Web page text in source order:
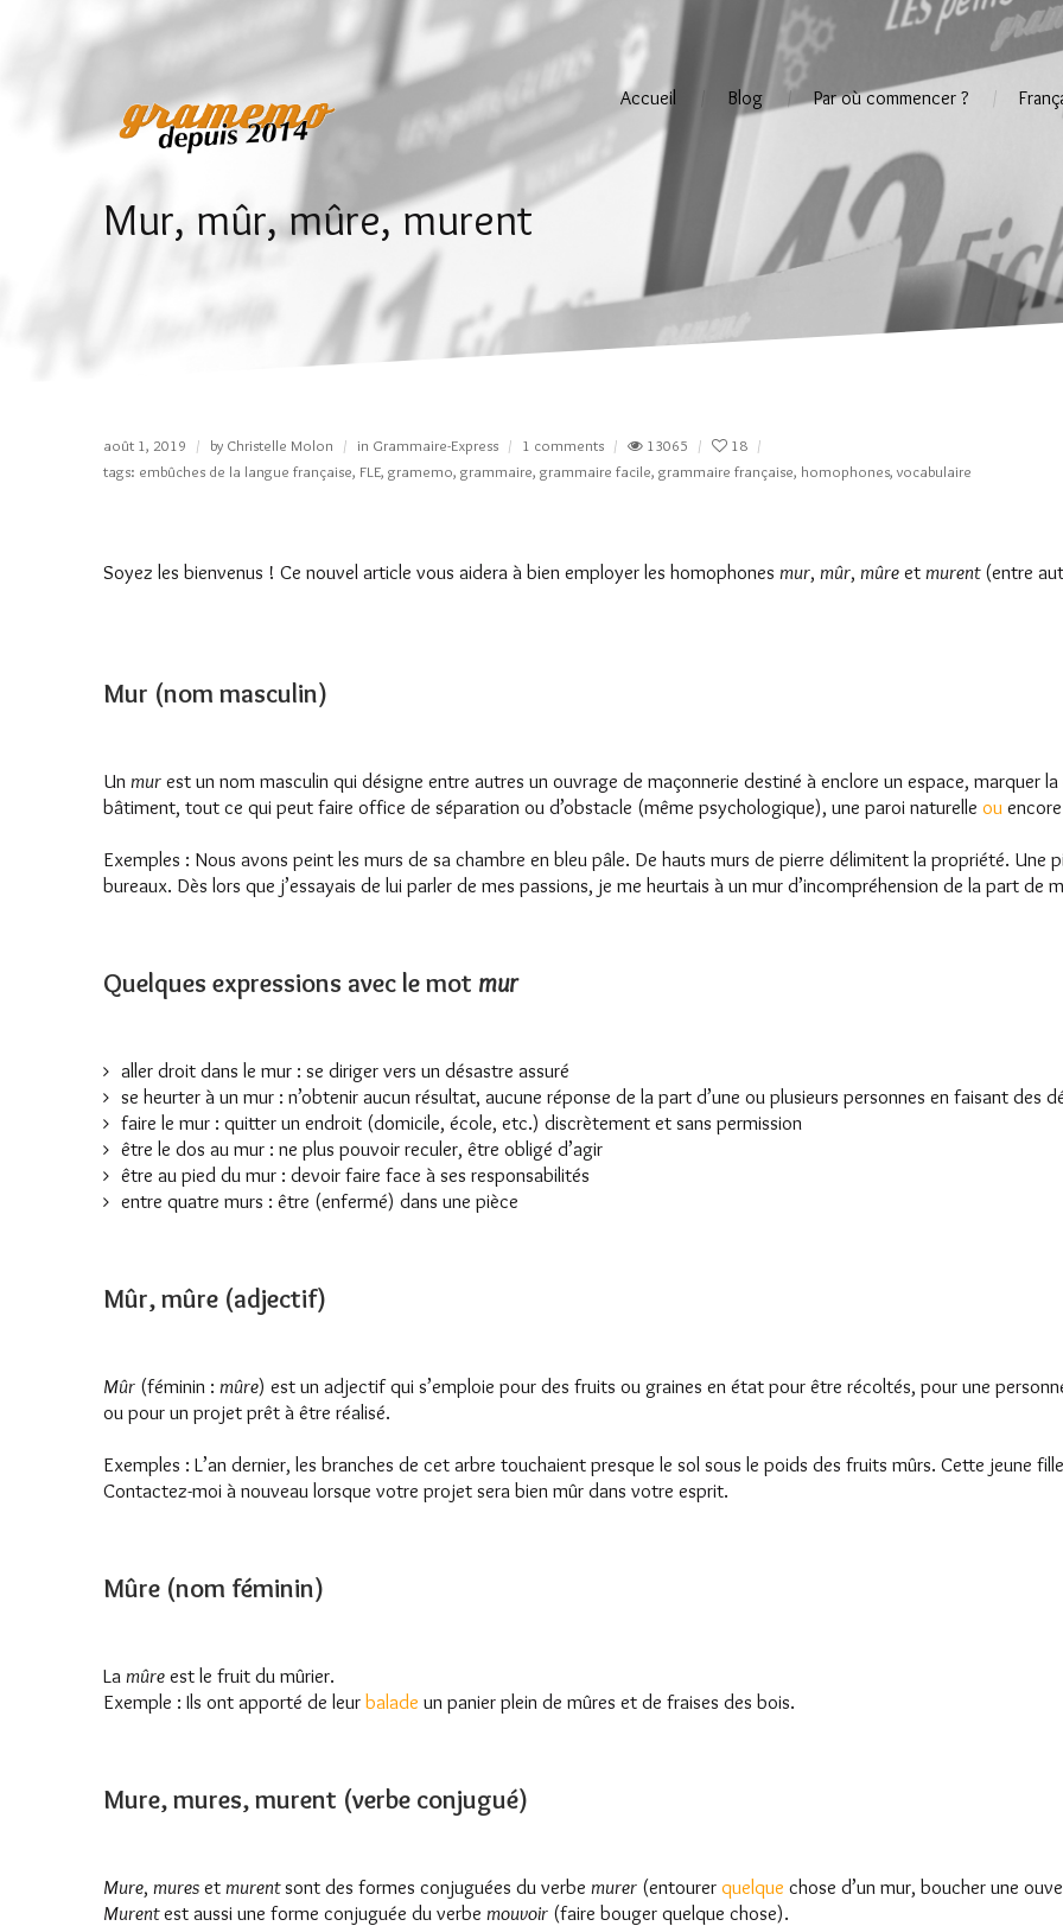
Accueil Blog Par où commencer ?
Mur, mûr, mûre, murent
août 1, 2019 by Christelle Molon in Grammaire-Express 1 comments 13065
18
tags: embûches de la langue française, FLE, gramemo, grammaire, grammaire facile, grammaire française, homophones,vocabulaire
Soyez les bienvenus ! Ce nouvel article vous aidera à bien employer les homophones mur, mûr, mûre et murent(entre
Mur (nom masculin)
Un mur est un nom masculin qui désigne entre autres un ouvrage de maçonnerie destiné à enclore un espace, marquer
bâtiment, tout ce qui peut faire office de séparation ou d’obstacle (même psychologique), une paroi naturelle ou
Exemples : Nous avons peint les murs de sa chambre en bleu pâle. De hauts murs de pierre délimitent la propriété. Une
bureaux. Dès lors que j’essayais de lui parler de mes passions, je me heurtais à un mur d’incompréhension de la part de
Quelques expressions avec le mot mur
aller droit dans le mur : se diriger vers un désastre assuré
se heurter à un mur : n’obtenir aucun résultat, aucune réponse de la part d’une ou plusieurs personnes en faisant des
faire le mur : quitter un endroit (domicile, école, etc.) discrètement et sans permission
être le dos au mur : ne plus pouvoir reculer, être obligé d’agir
être au pied du mur : devoir faire face à ses responsabilités
entre quatre murs : être (enfermé) dans une pièce
Mûr, mûre (adjectif)
Mûr (féminin : mûre) est un adjectif qui s’emploie pour des fruits ou graines en état pour être récoltés, pour une
ou pour un projet prêt à être réalisé.
Exemples : L’an dernier, les branches de cet arbre touchaient presque le sol sous le poids des fruits mûrs. Cette jeune
Contactez-moi à nouveau lorsque votre projet sera bien mûr dans votre esprit.
Mûre (nom féminin)
La mûre est le fruit du mûrier.
Exemple : Ils ont apporté de leur balade un panier plein de mûres et de fraises des bois.
Mure, mures, murent (verbe conjugué)
Mure, mures et murentsont des formes conjuguées du verbe murer (entourer quelque chose d’un mur, boucher une
Murentest aussi une forme conjuguée du verbe mouvoir (faire bouger quelque chose).